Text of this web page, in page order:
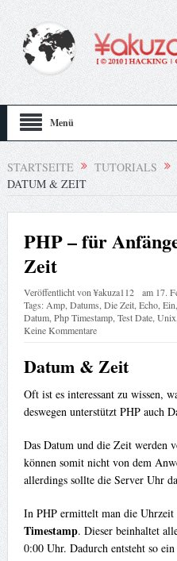
Menü
STARTSEITE TUTORIALS
DATUM & ZEIT
PHP – für
Zeit
Veröffentlicht von¥akuza112 am 17.
Tags: Amp, Datums Die Zeit, Echo, Ein
Datum, Php Timestamp, Test Date, Unix
Keine Kommentare
Datum & Zeit
Oft ist es interessant zu wissen,
deswegen unterstützt PHP auch
Das Datum und die Zeit werden
können somit nicht von dem
allerdings sollte die Server Uhr
In PHP ermittelt man die Uhrzeit
Timestamp. Dieser beinhaltet
0:00 Uhr. Dadurch entsteht so